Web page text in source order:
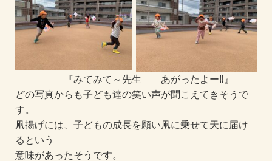
『みてみて～先生 あがったよー‼』
どの写真からも子ども達の笑い声が聞こえてきそうで
す。
凧揚げには、子どもの成長を願い凧に乗せて天に届け
るという
意味があったそうです。